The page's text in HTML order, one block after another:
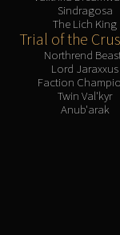
Sindragosa
The Lich King
Trial of the
Northrend
Lord Jaraxxus
Faction
Twin Val'kyr
Anub'arak